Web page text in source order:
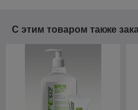
С этим товаром также